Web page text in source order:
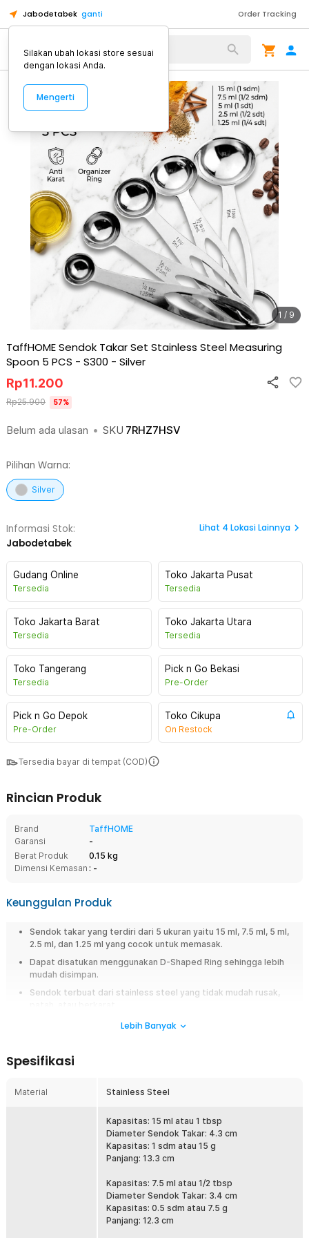
Jabodetabek ganti Order Tracking
Alat Kopi
1 / 9
TaffHOME Sendok Takar Set Stainless Steel Measuring
Spoon 5 PCS - S300 - Silver
Belum ada ulasan • SKU 7RHZ7HSV
Rp11.200
Rp25.900 57%
Pilihan Warna:
Silver
Informasi Stok:
Jabodetabek
Lihat 4 Lokasi Lainnya
Gudang Online
Tersedia
Toko Jakarta Pusat
Tersedia
Toko Jakarta Barat
Tersedia
Toko Jakarta Utara
Tersedia
Toko Tangerang
Tersedia
Pick n Go Bekasi
Pre-Order
Pick n Go Depok
Pre-Order
Toko Cikupa
On Restock
Tersedia bayar di tempat (COD)
Rincian Produk
Brand
TaffHOME
Garansi
-
Berat Produk
0.15 kg
Dimensi Kemasan : -
Keunggulan Produk
Sendok takar yang terdiri dari 5 ukuran yaitu 15 ml, 7.5 ml, 5 ml,
2.5 ml, dan 1.25 ml yang cocok untuk memasak.
Dapat disatukan menggunakan D-Shaped Ring sehingga lebih
mudah disimpan.
Sendok terbuat dari stainless steel yang tidak mudah rusak,
sendok takar set stainless steel dari TaffHOME. Terdiri dari 5 ukuran
Dengan material stainless steel yang kuat dan tahan lama, set ini cocok
Set Lengkap 5 Ukuran Presisi
Terdiri dari ukuran 15 ml, 7.5 ml, 5 ml, 2.5 ml, dan 1.25 ml untuk
berbagai kebutuhan takaran resep. Variasi ini membantu Anda
menakar bahan kering seperti tepung dan gula maupun bahan cair
seperti minyak dan sirup. Hasil masakan dan baking menjadi lebih
Lebih Banyak
Spesifikasi
Material Stainless Steel
Kapasitas: 15 ml atau 1 tbsp
Diameter Sendok Takar: 4.3 cm
Kapasitas: 1 sdm atau 15 g
Panjang: 13.3 cm
Kapasitas: 7.5 ml atau 1/2 tbsp
Diameter Sendok Takar: 3.4 cm
Kapasitas: 0.5 sdm atau 7.5 g
Panjang: 12.3 cm
Silakan ubah lokasi store sesuai
dengan lokasi Anda.
Mengerti